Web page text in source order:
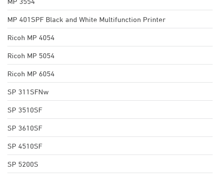
MP 401SPF Black and White Multifunction Printer
Ricoh MP 4054
Ricoh MP 5054
Ricoh MP 6054
SP 311SFNw
SP 3510SF
SP 3610SF
SP 4510SF
SP 5200S